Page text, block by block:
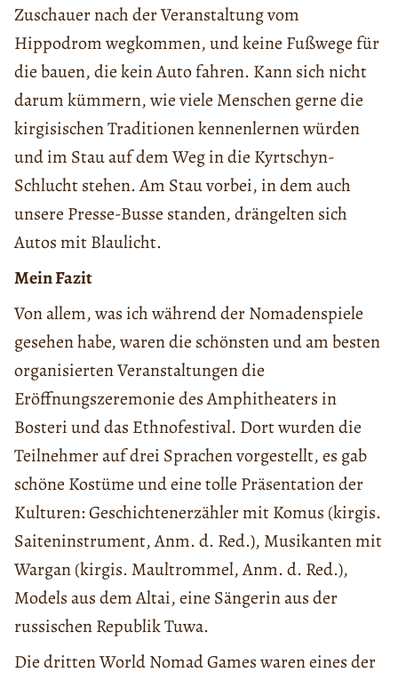
Zuschauer nach der Veranstaltung vom
Hippodrom wegkommen, und keine Fußwege für
die bauen, die kein Auto fahren. Kann sich nicht
darum kümmern, wie viele Menschen gerne die
kirgisischen Traditionen kennenlernen würden
und im Stau auf dem Weg in die Kyrtschyn-
Schlucht stehen. Am Stau vorbei, in dem auch
unsere Presse-Busse standen, drängelten sich
Autos mit Blaulicht.
Mein Fazit
Von allem, was ich während der Nomadenspiele
gesehen habe, waren die schönsten und am besten
organisierten Veranstaltungen die
Eröffnungszeremonie des Amphitheaters in
Bosteri und das Ethnofestival. Dort wurden die
Teilnehmer auf drei Sprachen vorgestellt, es gab
schöne Kostüme und eine tolle Präsentation der
Kulturen: Geschichtenerzähler mit Komus (kirgis.
Saiteninstrument, Anm. d. Red.), Musikanten mit
Wargan (kirgis. Maultrommel, Anm. d. Red.),
Models aus dem Altai, eine Sängerin aus der
russischen Republik Tuwa.
Die dritten World Nomad Games waren eines der